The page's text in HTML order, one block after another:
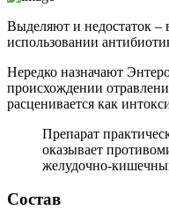
Выделяют и недостаток
использовании
Нередко назначают
происхождении
расценивается как
Препарат
оказывает
желудочно-
Состав